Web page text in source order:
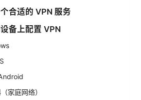
合适的 VPN 服务
备上配置 VPN
家庭网络）